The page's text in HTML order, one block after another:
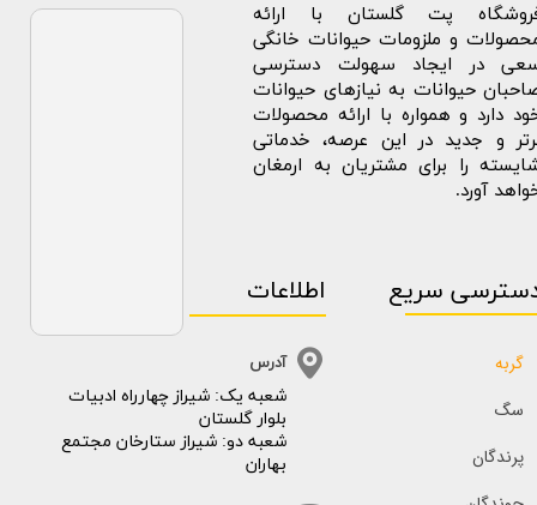
پت گلستان با ارائه
و ملزومات حیوانات خانگی
در ایجاد سهولت دسترسی
حیوانات به نیازهای حیوانات
دارد و همواره با ارائه محصولات
و جدید در این عرصه، خدماتی
را برای مشتریان به ارمغان
آورد.
سریع
گربه
سگ
پرندگان
​​شعبه یک: شیراز چهارراه ادبیات
بلوار گلستان
شعبه دو: شیراز ستارخان مجتمع
بهاران
اطلاعات
آدرس